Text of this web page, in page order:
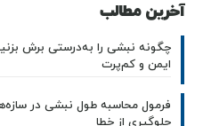
آخرین مطالب
چگونه نبشی را به‌درستی برش
ایمن و کم‌پرت
فرمول محاسبه طول نبشی در